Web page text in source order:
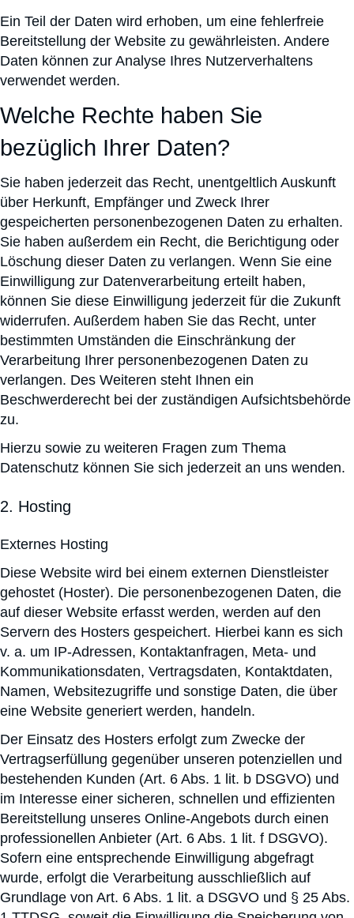
Ein Teil der Daten wird erhoben, um eine fehlerfreie
Bereitstellung der Website zu gewährleisten. Andere
Daten können zur Analyse Ihres Nutzerverhaltens
verwendet werden.
Welche Rechte haben Sie
bezüglich Ihrer Daten?
Sie haben jederzeit das Recht, unentgeltlich Auskunft
über Herkunft, Empfänger und Zweck Ihrer
gespeicherten personenbezogenen Daten zu erhalten.
Sie haben außerdem ein Recht, die Berichtigung oder
Löschung dieser Daten zu verlangen. Wenn Sie eine
Einwilligung zur Datenverarbeitung erteilt haben,
können Sie diese Einwilligung jederzeit für die Zukunft
widerrufen. Außerdem haben Sie das Recht, unter
bestimmten Umständen die Einschränkung der
Verarbeitung Ihrer personenbezogenen Daten zu
verlangen. Des Weiteren steht Ihnen ein
Beschwerderecht bei der zuständigen Aufsichtsbehörde
zu.
Hierzu sowie zu weiteren Fragen zum Thema
Datenschutz können Sie sich jederzeit an uns wenden.
2. Hosting
Externes Hosting
Diese Website wird bei einem externen Dienstleister
gehostet (Hoster). Die personenbezogenen Daten, die
auf dieser Website erfasst werden, werden auf den
Servern des Hosters gespeichert. Hierbei kann es sich
v. a. um IP-Adressen, Kontaktanfragen, Meta- und
Kommunikationsdaten, Vertragsdaten, Kontaktdaten,
Namen, Websitezugriffe und sonstige Daten, die über
eine Website generiert werden, handeln.
Der Einsatz des Hosters erfolgt zum Zwecke der
Vertragserfüllung gegenüber unseren potenziellen und
bestehenden Kunden (Art. 6 Abs. 1 lit. b DSGVO) und
im Interesse einer sicheren, schnellen und effizienten
Bereitstellung unseres Online-Angebots durch einen
professionellen Anbieter (Art. 6 Abs. 1 lit. f DSGVO).
Sofern eine entsprechende Einwilligung abgefragt
wurde, erfolgt die Verarbeitung ausschließlich auf
Grundlage von Art. 6 Abs. 1 lit. a DSGVO und § 25 Abs.